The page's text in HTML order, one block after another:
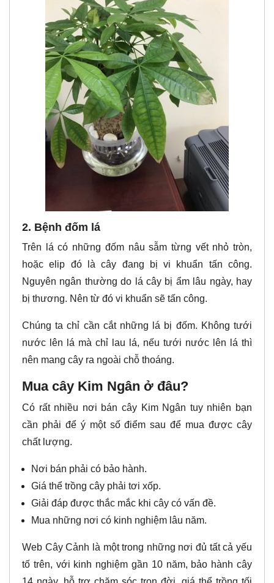
2. Bệnh đốm lá
Trên lá có những đốm nâu sẫm từng vết nhỏ tròn,
hoặc elip đó là cây đang bị vi khuẩn tấn công.
Nguyên ngân thường do lá cây bị ẩm lâu ngày, hay
bị thương. Nên từ đó vi khuẩn sẽ tấn công.
Chúng ta chỉ cần cắt những lá bị đốm. Không tưới
nước lên lá mà chỉ lau lá, nếu tưới nước lên lá thì
nên mang cây ra ngoài chỗ thoáng.
Mua cây Kim Ngân ở đâu?
Có rất nhiều nơi bán cây Kim Ngân tuy nhiên bạn
cần phải để ý một số điểm sau để mua được cây
chất lượng.
Nơi bán phải có bảo hành.
Giá thể trồng cây phải tơi xốp.
Giải đáp được thắc mắc khi cây có vấn đề.
Mua những nơi có kinh nghiệm lâu năm.
Web Cây Cảnh là một trong những nơi đủ tất cả yếu
tố trên, với kinh nghiệm gần 10 năm, bảo hành cây